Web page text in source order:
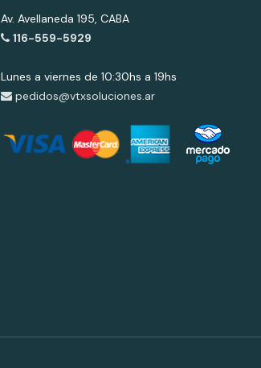
Av. Avellaneda 195, CABA
116-559-5929
Lunes a viernes de 10:30hs a 19hs
pedidos@vtxsoluciones.ar